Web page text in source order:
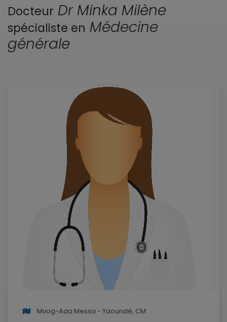
Docteur Dr Minka Milène
spécialiste en Médecine
générale
Mvog-Ada.Messa - Yaoundé, CM